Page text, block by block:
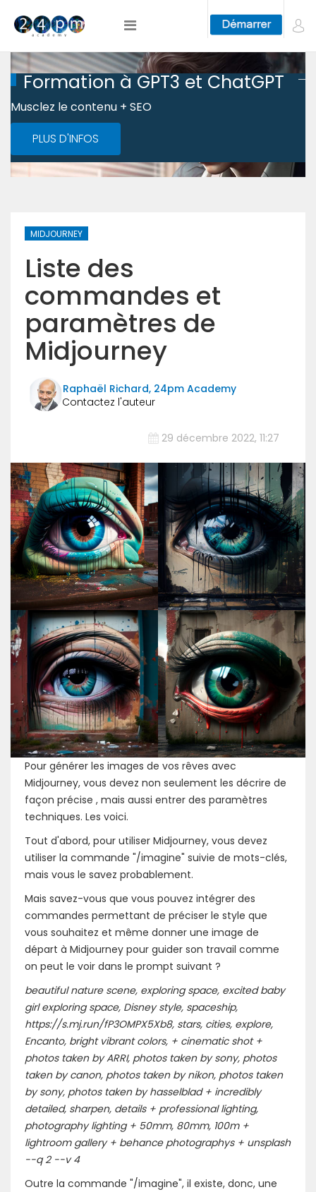
Formation à GPT3 et ChatGPT
Musclez le contenu + SEO
PLUS D'INFOS
MIDJOURNEY
Liste des
commandes et
paramètres de
Midjourney
Raphaël Richard, 24pm Academy
29 décembre 2022, 11:27
Pour générer les images de vos rêves avec
Midjourney, vous devez non seulement les décrire de
façon précise , mais aussi entrer des paramètres
techniques. Les voici.
Tout d'abord, pour utiliser Midjourney, vous devez
utiliser la commande "/imagine" suivie de mots-clés,
mais vous le savez probablement.
Mais savez-vous que vous pouvez intégrer des
commandes permettant de préciser le style que
vous souhaitez et même donner une image de
départ à Midjourney pour guider son travail comme
on peut le voir dans le prompt suivant ?
beautiful nature scene, exploring space, excited baby
girl exploring space, Disney style, spaceship,
https://s.mj.run/fP3OMPX5Xb8, stars, cities, explore,
Encanto, bright vibrant colors, + cinematic shot +
photos taken by ARRI, photos taken by sony, photos
taken by canon, photos taken by nikon, photos taken
by sony, photos taken by hasselblad + incredibly
detailed, sharpen, details + professional lighting,
photography lighting + 50mm, 80mm, 100m +
lightroom gallery + behance photographys + unsplash
--q 2 --v 4
Outre la commande "/imagine", il existe, donc, une